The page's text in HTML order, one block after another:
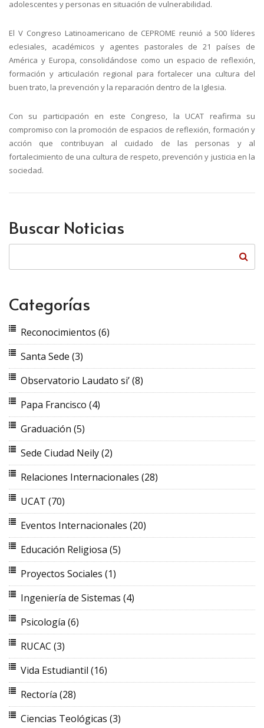
adolescentes y personas en situación de vulnerabilidad.
El V Congreso Latinoamericano de CEPROME reunió a 500 líderes
eclesiales, académicos y agentes pastorales de 21 países de
América y Europa, consolidándose como un espacio de reflexión,
formación y articulación regional para fortalecer una cultura del
buen trato, la prevención y la reparación dentro de la Iglesia.
Con su participación en este Congreso, la UCAT reafirma su
compromiso con la promoción de espacios de reflexión, formación y
acción que contribuyan al cuidado de las personas y al
fortalecimiento de una cultura de respeto, prevención y justicia en la
sociedad.
Buscar Noticias
Categorías
Reconocimientos (6)
Santa Sede (3)
Observatorio Laudato si’(8)
Papa Francisco (4)
Graduación (5)
Sede Ciudad Neily(2)
Relaciones Internacionales (28)
UCAT (70)
Eventos Internacionales (20)
Educación Religiosa (5)
Proyectos Sociales (1)
Ingeniería de Sistemas (4)
Psicología (6)
RUCAC (3)
Vida Estudiantil (16)
Rectoría (28)
Ciencias Teológicas (3)